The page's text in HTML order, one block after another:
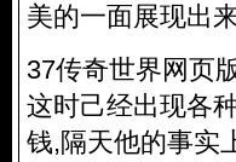
美的一面展现出
37传奇世界网页
这时己经出现各
钱,隔天他的事实